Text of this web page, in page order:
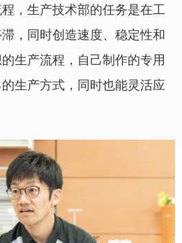
，生产技术部的任务是在工
，同时创造速度、稳定性和
生产流程，自己制作的专用
生产方式，同时也能灵活应